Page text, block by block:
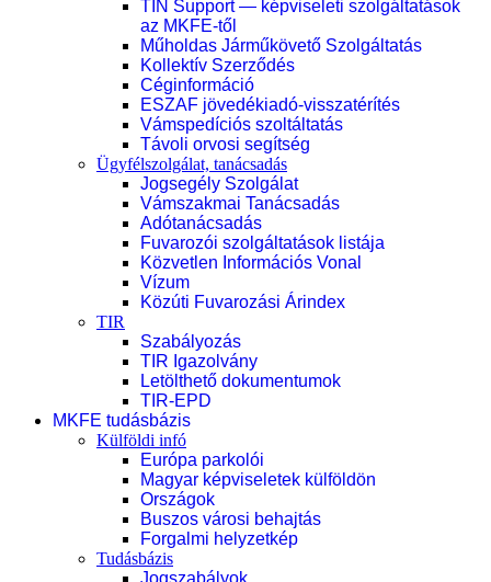
TIN Support — képviseleti szolgáltatások
az MKFE-től
Műholdas Járműkövető Szolgáltatás
Kollektív Szerződés
Céginformáció
ESZAF jövedékiadó-visszatérítés
Vámspedíciós szoltáltatás
Távoli orvosi segítség
Ügyfélszolgálat, tanácsadás
Jogsegély Szolgálat
Vámszakmai Tanácsadás
Adótanácsadás
Fuvarozói szolgáltatások listája
Közvetlen Információs Vonal
Vízum
Közúti Fuvarozási Árindex
TIR
Szabályozás
TIR Igazolvány
Letölthető dokumentumok
TIR-EPD
MKFE tudásbázis
Külföldi infó
Európa parkolói
Magyar képviseletek külföldön
Országok
Buszos városi behajtás
Forgalmi helyzetkép
Tudásbázis
Jogszabályok